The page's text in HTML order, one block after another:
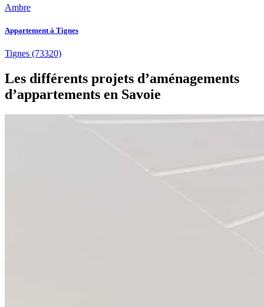
Ambre
Appartement à Tignes
Tignes (73320)
Les différents projets d’aménagements
d’appartements en Savoie